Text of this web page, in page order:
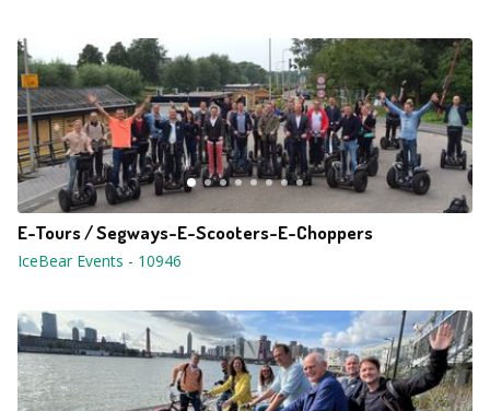
E-Tours / Segways-E-Scooters-E-Choppers
IceBear Events - 10946